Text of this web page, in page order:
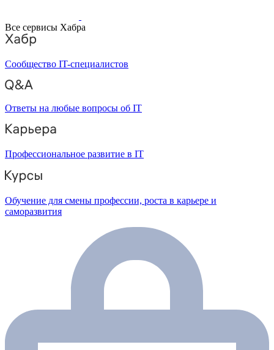
Все сервисы Хабра
Сообщество IT-специалистов
Ответы на любые вопросы об IT
Профессиональное развитие в IT
Обучение для смены профессии, роста в карьере и
саморазвития